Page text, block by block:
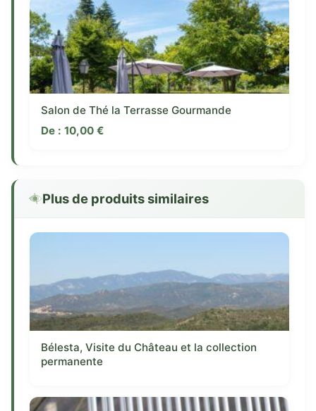
Salon de Thé la Terrasse Gourmande
De : 10,00 €
Plus de produits similaires
Bélesta, Visite du Château et la collection
permanente